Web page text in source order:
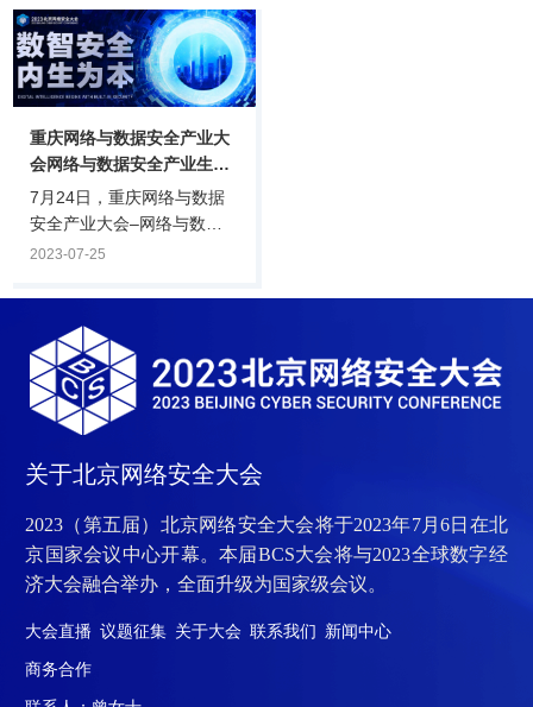
化委员会办公室指导，重庆
璧山区人民政府、奇安信科
技集团股份有限公司、中国
信息通信研究院西部分院联
全分会以“护航数字生态，安
全从源头做起”为主题，邀请
了高校、研究院所、安全机
构等业界专家，共同研讨软
件供应链安全行业发展趋势
经济产业转型升级。活动伊
始，重庆市.
超过170亿元。奇安信一直
重庆网络与数据安全产业大
会网络与数据安全产业生态
合作分会圆满落幕
7月24日，重庆网络与数据
安全产业大会–网络与数据
安全产业生态合作分会在重
新要素，赋能产业转型升
级”为主题，邀请政府、投资
人、智库以及多家网安创企
等领导、专家，对网络安全
形势、产业投资、人才战略
等方面进行主题分享，共同
研讨网络与数据安全行业发
展趋势及产业生态建设，赋
能产业转型升级。中共重庆
市璧山区委副书记严兵在致
辞时表示，重庆高度重视网
络和数据安全，坚持产业与
2023-07-25
关于北京网络安全大会
2023（第五届）北京网络安全大会将于2023年7月6日在北
京国家会议中心开幕。本届BCS大会将与2023全球数字经
济大会融合举办，全面升级为国家级会议。
大会直播 议题征集 关于大会 联系我们 新闻中心
商务合作